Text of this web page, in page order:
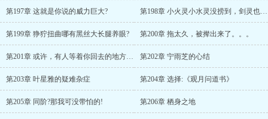
第197章 这就是你说的威力巨大? 第198章 小火灵小水灵没捞到，剑灵也行啊
第199章 狰狞扭曲哪有黑丝大长腿养眼? 第200章 拖太久，被撵出来了。。。
第201章 或许，有人等着你回去的地方，才叫做家吧? 第202章 宁雨芝的心结
第203章 叶星雅的疑难杂症 第204章 选择:《观月问道书》
第205章 同阶?那我可没带怕的! 第206章 栖身之地